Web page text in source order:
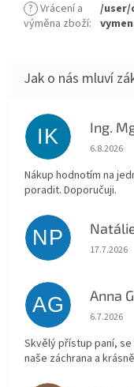
? Vrácení a
výměna zboží:
/user/
IK Ing.
6.8.2026
Nákup hodnotím na
poradit. Doporučuji.
NP
17.7.2026
AG Anna
6.7.2026
Skvělý přístup paní,
naše záchrana a